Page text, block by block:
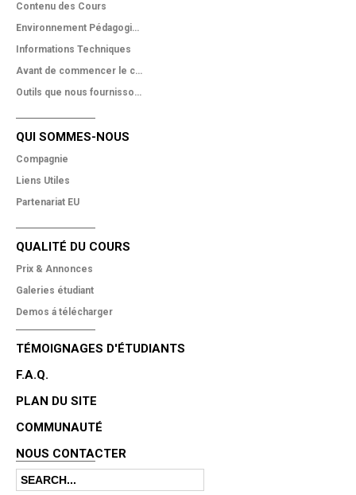
Contenu des Cours
Environnement Pédagogique
Informations Techniques
Avant de commencer le cours
Outils que nous fournissons
QUI SOMMES-NOUS
Compagnie
Liens Utiles
Partenariat EU
QUALITÉ DU COURS
Prix & Annonces
Galeries étudiant
Demos á télécharger
TÉMOIGNAGES D'ÉTUDIANTS
F.A.Q.
PLAN DU SITE
COMMUNAUTÉ
NOUS CONTACTER
Search form
Search